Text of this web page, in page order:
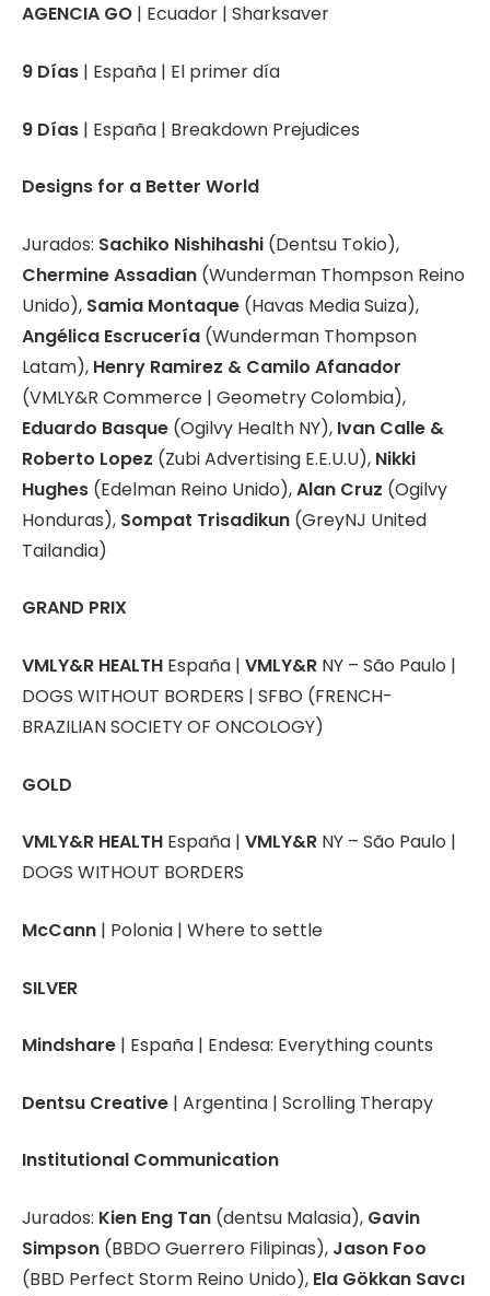
AGENCIA GO | Ecuador | Sharksaver
9 Días | España | El primer día
9 Días | España | Breakdown Prejudices
Designs for a Better World
Jurados: Sachiko Nishihashi (Dentsu Tokio),
Chermine Assadian (Wunderman Thompson Reino
Unido), Samia Montaque (Havas Media Suiza),
Angélica Escrucería (Wunderman Thompson
Latam), Henry Ramirez & Camilo Afanador
(VMLY&R Commerce | Geometry Colombia),
Eduardo Basque (Ogilvy Health NY), Ivan Calle &
Roberto Lopez (Zubi Advertising E.E.U.U), Nikki
Hughes (Edelman Reino Unido),Alan Cruz (Ogilvy
Honduras), Sompat Trisadikun (GreyNJ United
Tailandia)
GRAND PRIX
VMLY&R HEALTH España | VMLY&R NY – São Paulo |
DOGS WITHOUT BORDERS | SFBO (FRENCH-
BRAZILIAN SOCIETY OF ONCOLOGY)
GOLD
VMLY&R HEALTH España | VMLY&R NY – São Paulo |
DOGS WITHOUT BORDERS
McCann | Polonia | Where to settle
SILVER
Mindshare | España | Endesa: Everything counts
Dentsu Creative | Argentina | Scrolling Therapy
Institutional Communication
Jurados: Kien Eng Tan (dentsu Malasia), Gavin
Simpson (BBDO Guerrero Filipinas), Jason Foo
(BBD Perfect Storm Reino Unido), Ela Gökkan Savcı